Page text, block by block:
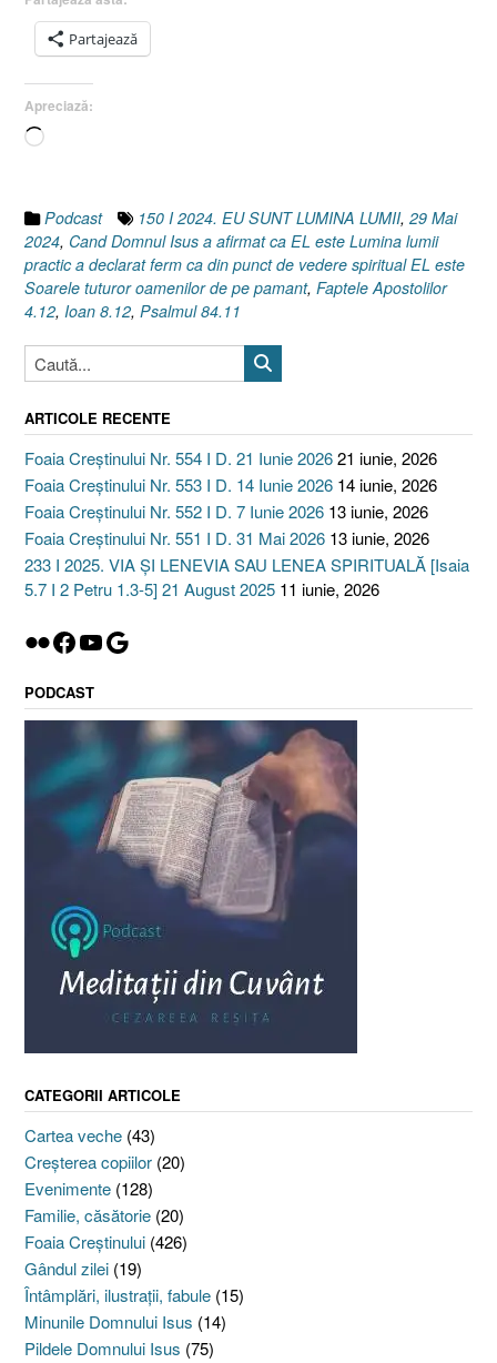
Partajează
Apreciază:
Încarc...
Podcast 150 I 2024. EU SUNT LUMINA LUMII, 29 Mai
2024, Cand Domnul Isus a afirmat ca EL este Lumina lumii
practic a declarat ferm ca din punct de vedere spiritual EL este
Soarele tuturor oamenilor de pe pamant, Faptele Apostolilor
4.12, Ioan 8.12, Psalmul 84.11
ARTICOLE RECENTE
Foaia Creștinului Nr. 554 I D. 21 Iunie 202621 iunie, 2026
Foaia Creștinului Nr. 553 I D. 14 Iunie 2026 14 iunie, 2026
Foaia Creștinului Nr. 552 I D. 7 Iunie 2026 13 iunie, 2026
Foaia Creștinului Nr. 551 I D. 31 Mai 2026 13 iunie, 2026
233 I 2025. VIA ȘI LENEVIA SAU LENEA SPIRITUALĂ [Isaia
5.7 I 2 Petru 1.3-5] 21 August 2025 11 iunie, 2026
Flickr
Facebook
YouTube
Google
PODCAST
CATEGORII ARTICOLE
Cartea veche (43)
Creşterea copiilor (20)
Evenimente (128)
Familie, căsătorie (20)
Foaia Creştinului (426)
Gândul zilei (19)
Întâmplări, ilustraţii, fabule (15)
Minunile Domnului Isus (14)
Pildele Domnului Isus (75)